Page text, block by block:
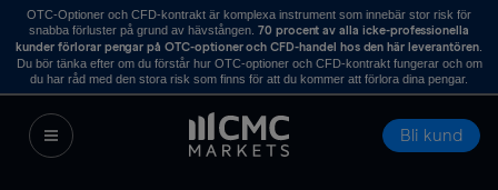
OTC-Optioner och CFD-kontrakt är komplexa instrument som innebär stor risk för
snabba förluster på grund av hävstången. 70 procent av alla icke-professionella
kunder förlorar pengar på OTC-optioner och CFD-handel hos den här leverantören.
Du bör tänka efter om du förstår hur OTC-optioner och CFD-kontrakt fungerar och om
du har råd med den stora risk som finns för att du kommer att förlora dina pengar.
Bli kund